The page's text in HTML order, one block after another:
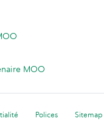
MOO
Polices Sitemap